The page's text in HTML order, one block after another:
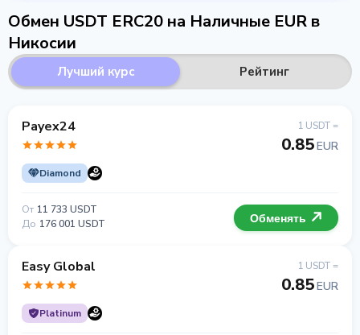
Обмен USDT ERC20 на Наличные EUR в
Никосии
Лучший курс Рейтинг
Payex24
Diamond
1 USDT =
0.85EUR
От 11 733 USDT
До 176 001 USDT Обменять
Easy Global
Platinum
1 USDT =
0.85EUR